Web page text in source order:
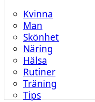
Kvinna
Man
Skönhet
Näring
Hälsa
Rutiner
Träning
Tips